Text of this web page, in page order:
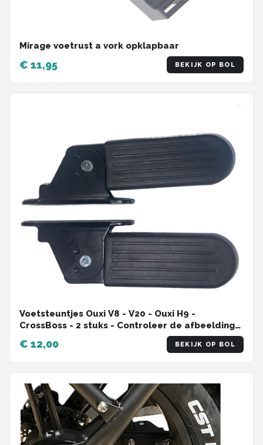
Mirage voetrust a vork opklapbaar
€ 11,95 BEKIJK OP BOL
Voetsteuntjes Ouxi V8 - V20 - Ouxi H9 -
CrossBoss - 2 stuks - Controleer de afbeelding
€ 12,00 BEKIJK OP BOL